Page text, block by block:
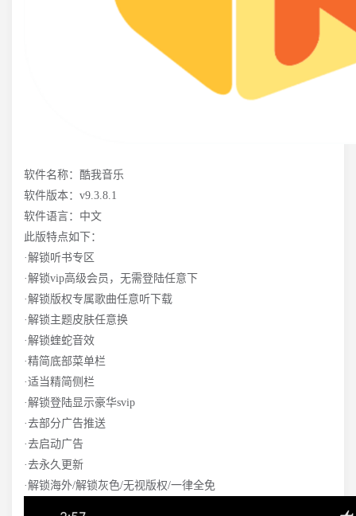
软件名称：酷我音乐
软件版本：v9.3.8.1
软件语言：中文
此版特点如下：
·解锁听书专区
·解锁vip高级会员，无需登陆任意下
·解锁版权专属歌曲任意听下载
·解锁主题皮肤任意换
·解锁蝰蛇音效
·精简底部菜单栏
·适当精简侧栏
·解锁登陆显示豪华svip
·去部分广告推送
·去启动广告
·去永久更新
·解锁海外/解锁灰色/无视版权/一律全免